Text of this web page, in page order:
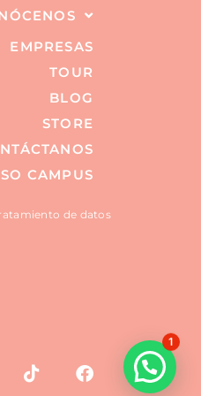
EMPRESAS
TOUR
BLOG
STORE
CAMPUS
de datos
1